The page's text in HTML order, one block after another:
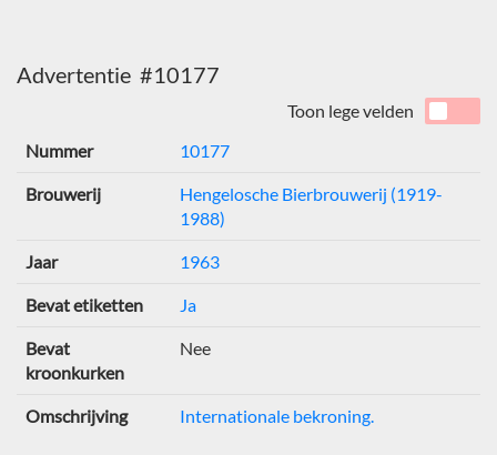
Advertentie #10177
Toon lege velden
Nummer
10177
Brouwerij
Hengelosche Bierbrouwerij (1919-
1988)
Jaar 1963
Bevat etiketten Ja
Bevat
kroonkurken
Nee
Omschrijving Internationale bekroning.